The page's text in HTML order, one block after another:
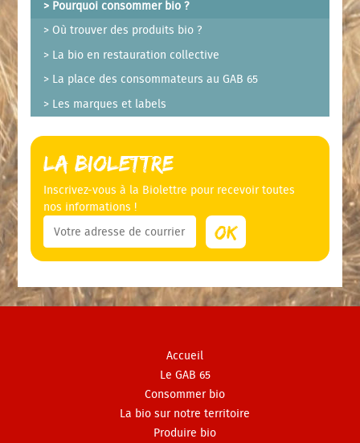
Pourquoi consommer bio ?
Où trouver des produits bio ?
La bio en restauration collective
La place des consommateurs au GAB 65
Les marques et labels
La Biolettre
Inscrivez-vous à la Biolettre pour recevoir toutes
nos informations !
Accueil
Le GAB 65
Consommer bio
La bio sur notre territoire
Produire bio